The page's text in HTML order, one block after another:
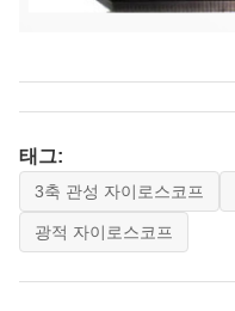
태그:
3축 관성 자이로스코프
광적 자이로스코프